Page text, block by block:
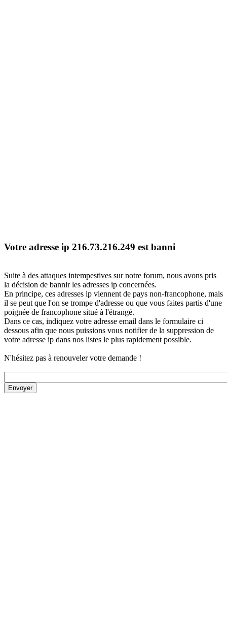
Votre adresse ip 216.73.216.249 est banni
Suite à des attaques intempestives sur notre forum, nous avons pris
la décision de bannir les adresses ip concernées.
En principe, ces adresses ip viennent de pays non-francophone, mais
il se peut que l'on se trompe d'adresse ou que vous faites partis d'une
poignée de francophone situé à l'étrangé.
Dans ce cas, indiquez votre adresse email dans le formulaire ci
dessous afin que nous puissions vous notifier de la suppression de
votre adresse ip dans nos listes le plus rapidement possible.
N'hésitez pas à renouveler votre demande !